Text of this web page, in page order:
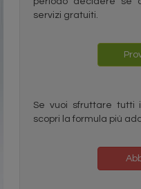
servizi gratuiti.
Se vuoi sfruttare
scopri la formula più